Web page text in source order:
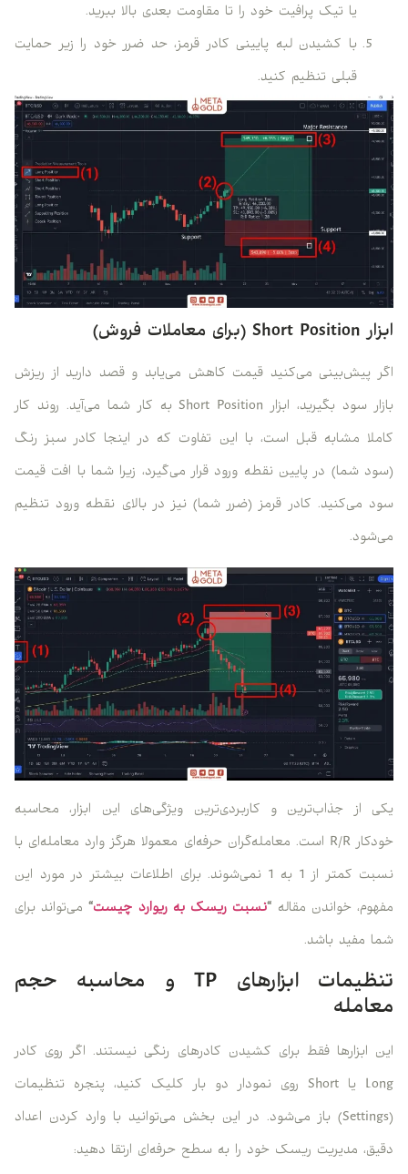
یا تیک پرافیت خود را تا مقاومت بعدی بالا ببرید.
با کشیدن لبه پایینی کادر قرمز، حد ضرر خود را زیر حمایت
قبلی تنظیم کنید.
ابزار Short Position (برای معاملات فروش)
اگر پیش‌بینی می‌کنید قیمت کاهش می‌یابد و قصد دارید از ریزش
بازار سود بگیرید، ابزار Short Position به کار شما می‌آید. روند کار
کاملا مشابه قبل است، با این تفاوت که در اینجا کادر سبز رنگ
(سود شما) در پایین نقطه ورود قرار می‌گیرد، زیرا شما با افت قیمت
سود می‌کنید. کادر قرمز (ضرر شما) نیز در بالای نقطه ورود تنظیم
می‌شود.
یکی از جذاب‌ترین و کاربردی‌ترین ویژگی‌های این ابزار، محاسبه
خودکار R/R است. معامله‌گران حرفه‌ای معمولا هرگز وارد معامله‌ای با
نسبت کمتر از 1 به 1 نمی‌شوند. برای اطلاعات بیشتر در مورد این
مفهوم، خواندن مقاله “نسبت ریسک به ریوارد چیست“می‌تواند برای
شما مفید باشد.
تنظیمات ابزارهای TP و محاسبه حجم
معامله
این ابزارها فقط برای کشیدن کادرهای رنگی نیستند. اگر روی کادر
Long یا Short روی نمودار دو بار کلیک کنید، پنجره تنظیمات
(Settings) باز می‌شود. در این بخش می‌توانید با وارد کردن اعداد
دقیق، مدیریت ریسک خود را به سطح حرفه‌ای ارتقا دهید: